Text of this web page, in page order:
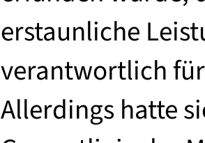
erstaunliche
verantwortlich
Allerdings hatte